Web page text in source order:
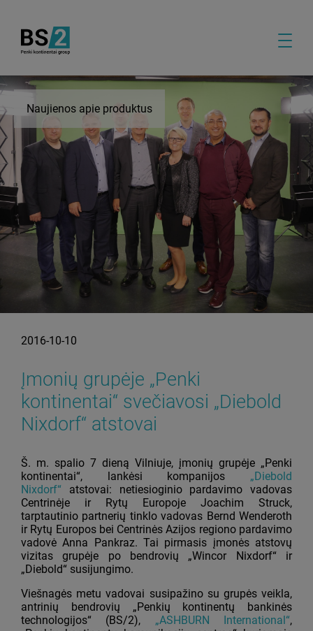
Naujienos apie produktus
2016-10-10
Įmonių grupėje „Penki
kontinentai“ svečiavosi „Diebold
Nixdorf“ atstovai
Š. m. spalio 7 dieną Vilniuje, įmonių grupėje „Penki
kontinentai“, lankėsi kompanijos „Diebold
Nixdorf“ atstovai: netiesioginio pardavimo vadovas
Centrinėje ir Rytų Europoje Joachim Struck,
tarptautinio partnerių tinklo vadovas Bernd Wenderoth
ir Rytų Europos bei Centrinės Azijos regiono pardavimo
vadovė Anna Pankraz. Tai pirmasis įmonės atstovų
vizitas grupėje po bendrovių „Wincor Nixdorf“ ir
„Diebold“ susijungimo.
Viešnagės metu vadovai susipažino su grupės veikla,
antrinių bendrovių „Penkių kontinentų bankinės
technologijos“ (BS/2), „ASHBURN International“,